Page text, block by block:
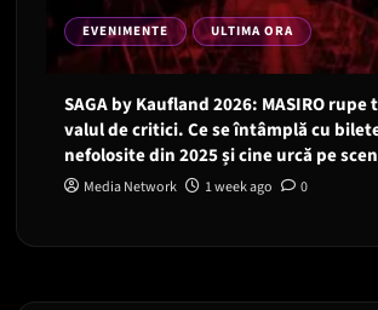
EVENIMENTE ULTIMA ORA
SAGA by Kaufland 2026: MASIRO rupe
valul de critici. Ce se întâmplă cu
nefolosite din 2025 și cine urcă pe
Media Network 1 week ago 0